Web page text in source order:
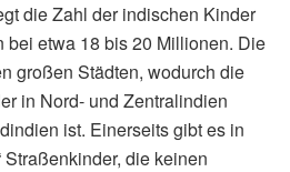
die Zahl der indischen Kinder
bei etwa 18 bis 20 Millionen. Die
großen Städten, wodurch die
in Nord- und Zentralindien
ist. Einerseits gibt es in
Straßenkinder, die keinen